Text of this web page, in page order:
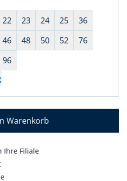
22 23 24 25
36
46 48 50 52
76
96
Warenkorb
Ihre Filiale